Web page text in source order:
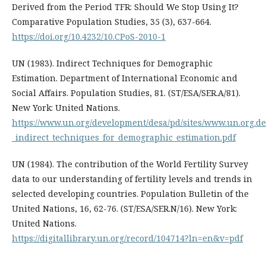
Derived from the Period TFR: Should We Stop Using It?
Comparative Population Studies, 35 (3), 637-664.
https://doi.org/10.4232/10.CPoS-2010-1
UN (1983). Indirect Techniques for Demographic
Estimation. Department of International Economic and
Social Affairs. Population Studies, 81. (ST/ESA/SER.A/81).
New York: United Nations.
https://www.un.org/development/desa/pd/sites/
_indirect_techniques_for_demographic_estimation.pdf
UN (1984). The contribution of the World Fertility Survey
data to our understanding of fertility levels and trends in
selected developing countries. Population Bulletin of the
United Nations, 16, 62-76. (ST/ESA/SER.N/16). New York:
United Nations.
https://digitallibrary.un.org/record/104714?ln=en&v=pdf